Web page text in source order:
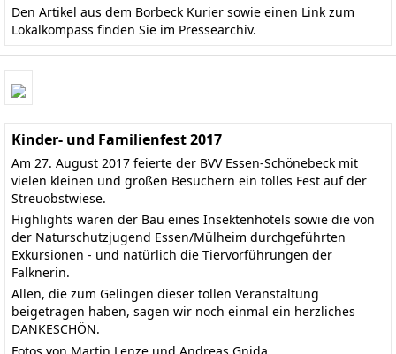
Den Artikel aus dem Borbeck Kurier sowie einen Link zum
Lokalkompass finden Sie im Pressearchiv.
Kinder- und Familienfest 2017
Am 27. August 2017 feierte der BVV Essen-Schönebeck mit
vielen kleinen und großen Besuchern ein tolles Fest auf der
Streuobstwiese.
Highlights waren der Bau eines Insektenhotels sowie die von
der Naturschutzjugend Essen/Mülheim durchgeführten
Exkursionen - und natürlich die Tiervorführungen der
Falknerin.
Allen, die zum Gelingen dieser tollen Veranstaltung
beigetragen haben, sagen wir noch einmal ein herzliches
DANKESCHÖN.